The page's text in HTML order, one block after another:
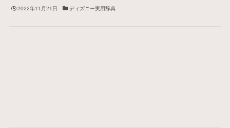
2022年11月21日 ディズニー実用辞典